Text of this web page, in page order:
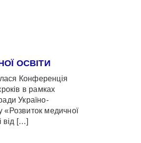
ОСВІТИ
Конференція
в рамках
Україно-
«Розвиток медичної
від […]